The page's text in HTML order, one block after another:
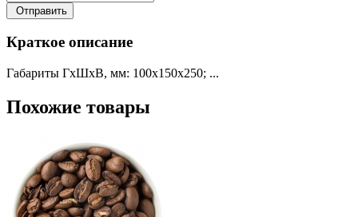
Отправить
Краткое описание
Габариты ГхШхВ, мм: 100х150х250; ...
Похожие товары